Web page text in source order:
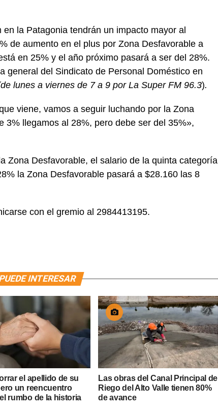
la Patagonia tendrán un impacto mayor al
de aumento en el plus por Zona Desfavorable a
en 25% y el año próximo pasará a ser del 28%.
general del Sindicato de Personal Doméstico en
lunes a viernes de 7 a 9 por La Super FM 96.3).
viene, vamos a seguir luchando por la Zona
3% llegamos al 28%, pero debe ser del 35%»,
Zona Desfavorable, el salario de la quinta categoría
la Zona Desfavorable pasará a $28.160 las 8
con el gremio al 2984413195.
INTERESAR
el apellido de su
un reencuentro
rumbo de la historia
Las obras del Canal Principal de
Riego del Alto Valle tienen 80%
de avance